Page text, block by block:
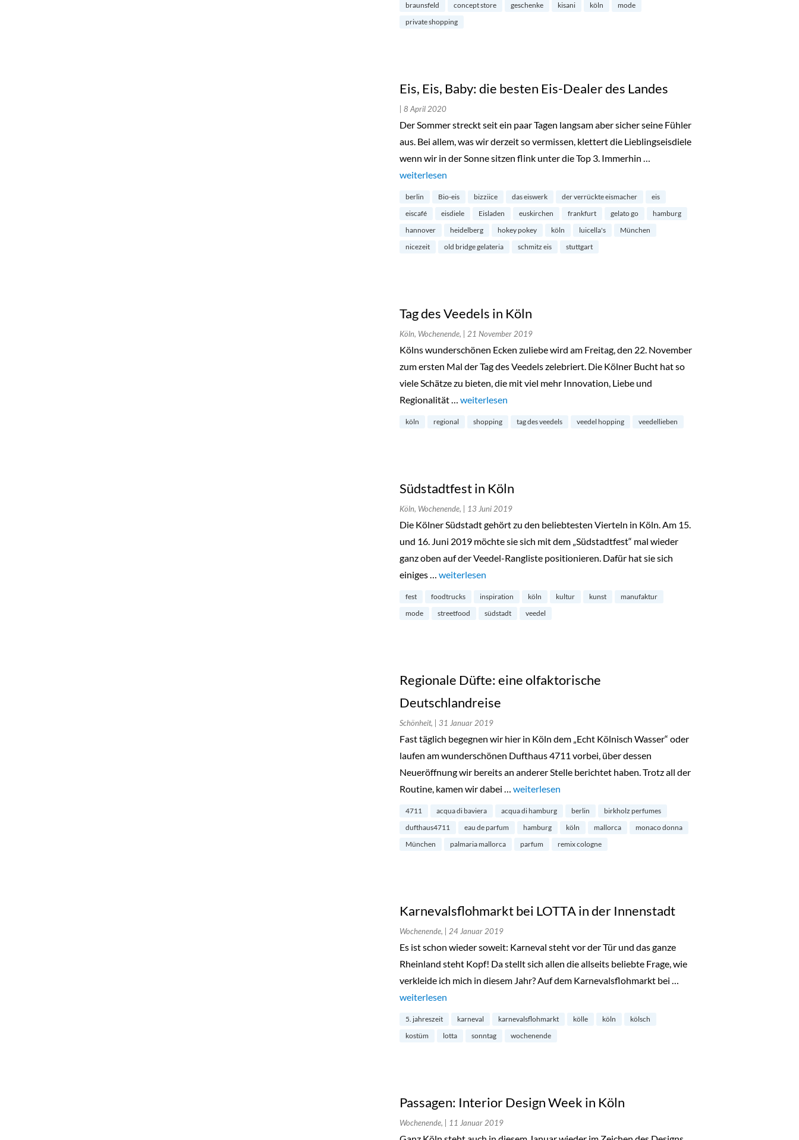
braunsfeld concept store geschenke kisani köln
mode
private shopping
Eis, Eis, Baby: die besten Eis-Dealer des Landes
| 8 April 2020
Der Sommer streckt seit ein paar Tagen langsam aber sicher seine Fühler
aus. Bei allem, was wir derzeit so vermissen, klettert die Lieblingseisdiele
wenn wir in der Sonne sitzen flink unter die Top 3. Immerhin …
„Eis, Eis, Baby: die besten Eis-Dealer des Landes“
weiterlesen
berlin Bio-eis bizziice das eiswerk der verrückte eismacher
eis
eiscafé
eisdiele Eisladen euskirchen frankfurt gelato go
hamburg
hannover
heidelberg hokey pokey köln luicella's
München
nicezeit
old bridge gelateria schmitz eis stuttgart
Tag des Veedels in Köln
Köln, Wochenende, | 21 November 2019
Kölns wunderschönen Ecken zuliebe wird am Freitag, den 22. November
zum ersten Mal der Tag des Veedels zelebriert. Die Kölner Bucht hat so
viele Schätze zu bieten, die mit viel mehr Innovation, Liebe und
Regionalität … „Tag des Veedels in Köln“
weiterlesen
köln regional shopping tag des veedels veedel hopping veedellieben
Südstadtfest in Köln
Köln, Wochenende, | 13 Juni 2019
Die Kölner Südstadt gehört zu den beliebtesten Vierteln in Köln. Am 15.
und 16. Juni 2019 möchte sie sich mit dem „Südstadtfest“ mal wieder
ganz oben auf der Veedel-Rangliste positionieren. Dafür hat sie sich
einiges … „Südstadtfest in Köln“
weiterlesen
fest foodtrucks inspiration köln kultur kunst
manufaktur
mode
streetfood südstadt veedel
Regionale Düfte: eine olfaktorische
Deutschlandreise
Schönheit, | 31 Januar 2019
Fast täglich begegnen wir hier in Köln dem „Echt Kölnisch Wasser“ oder
laufen am wunderschönen Dufthaus 4711 vorbei, über dessen
Neueröffnung wir bereits an anderer Stelle berichtet haben. Trotz all der
Routine, kamen wir dabei … „Regionale Düfte: eine olfaktorische Deutschlandreise“
weiterlesen
4711 acqua di baviera acqua di hamburg berlin
birkholz perfumes
dufthaus4711
eau de parfum hamburg köln mallorca
monaco donna
München
palmaria mallorca parfum remix cologne
Karnevalsflohmarkt bei LOTTA in der Innenstadt
Wochenende, | 24 Januar 2019
Es ist schon wieder soweit: Karneval steht vor der Tür und das ganze
Rheinland steht Kopf! Da stellt sich allen die allseits beliebte Frage, wie
verkleide ich mich in diesem Jahr? Auf dem Karnevalsflohmarkt bei …
„Karnevalsflohmarkt bei LOTTA in der Innenstadt“
weiterlesen
5. jahreszeit karneval karnevalsflohmarkt kölle köln
kölsch
kostüm
lotta sonntag wochenende
Passagen: Interior Design Week in Köln
Wochenende, | 11 Januar 2019